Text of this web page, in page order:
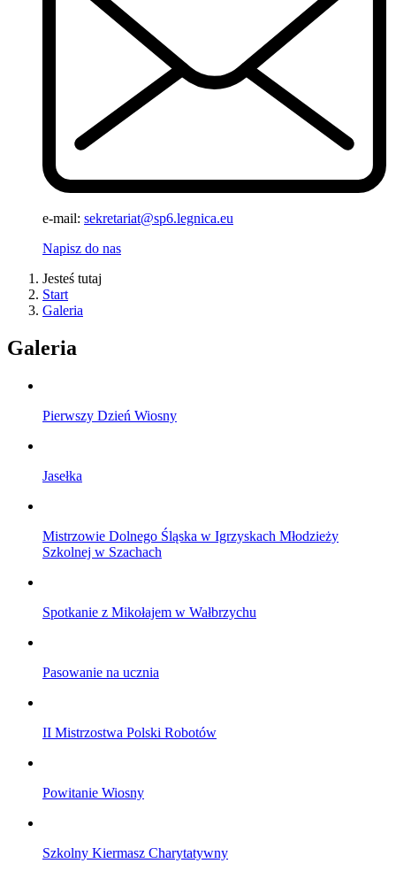
e-mail: sekretariat@sp6.legnica.eu
Napisz do nas
Jesteś tutaj
Start
Galeria
Galeria
Pierwszy Dzień Wiosny
Jasełka
Mistrzowie Dolnego Śląska w Igrzyskach Młodzieży
Szkolnej w Szachach
Spotkanie z Mikołajem w Wałbrzychu
Pasowanie na ucznia
II Mistrzostwa Polski Robotów
Powitanie Wiosny
Szkolny Kiermasz Charytatywny